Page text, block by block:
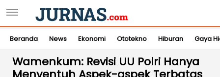
Beranda News Ekonomi Ototekno Hiburan Gaya
Wamenkum: Revisi UU Polri Hanya